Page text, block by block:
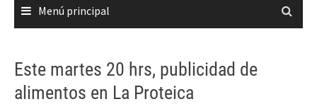
Menú principal
Este martes 20 hrs, publicidad de
alimentos en La Proteica